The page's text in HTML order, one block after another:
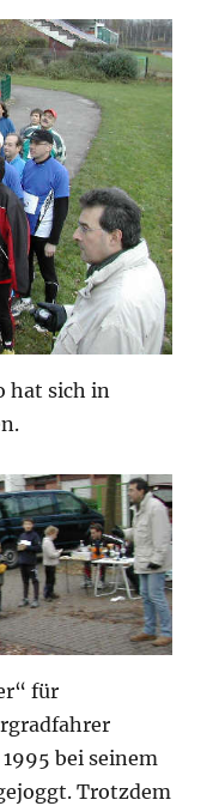
hat sich in
für
bei seinem
Trotzdem